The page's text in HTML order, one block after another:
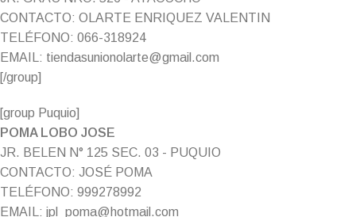
CONTACTO: OLARTE ENRIQUEZ VALENTIN
TELÉFONO: 066-318924
EMAIL: tiendasunionolarte@gmail.com
[/group]
[group Puquio]
POMA LOBO JOSE
JR. BELEN N° 125 SEC. 03 - PUQUIO
CONTACTO: JOSÉ POMA
TELÉFONO: 999278992
EMAIL: jpl_poma@hotmail.com